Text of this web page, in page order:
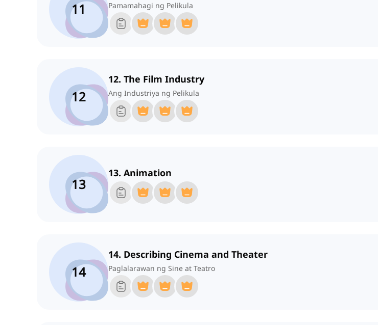
11
Pamamahagi ng Pelikula
12
12. The Film Industry
Ang Industriya ng Pelikula
13
13. Animation
14
14. Describing Cinema and Theater
Paglalarawan ng Sine at Teatro